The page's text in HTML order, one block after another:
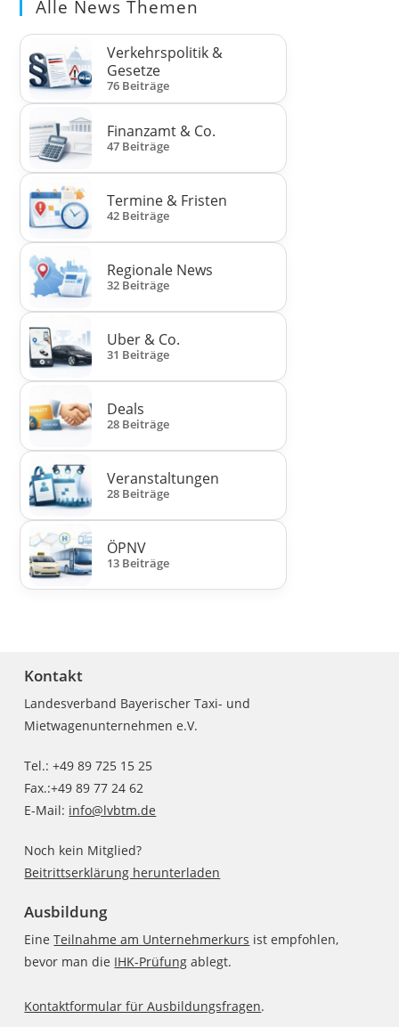
Alle News Themen
Verkehrspolitik &
Gesetze
76 Beiträge
Finanzamt & Co.
47 Beiträge
Termine & Fristen
42 Beiträge
Regionale News
32 Beiträge
Uber & Co.
31 Beiträge
Deals
28 Beiträge
Veranstaltungen
28 Beiträge
ÖPNV
13 Beiträge
Kontakt
Landesverband Bayerischer Taxi- und
Mietwagenunternehmen e.V.
Tel.: +49 89 725 15 25
Fax.:+49 89 77 24 62
E-Mail: info@lvbtm.de
Noch kein Mitglied?
Beitrittserklärung herunterladen
Ausbildung
EineTeilnahme am Unternehmerkurs ist empfohlen,
bevor man die IHK-Prüfung ablegt.
Kontaktformular für Ausbildungsfragen.